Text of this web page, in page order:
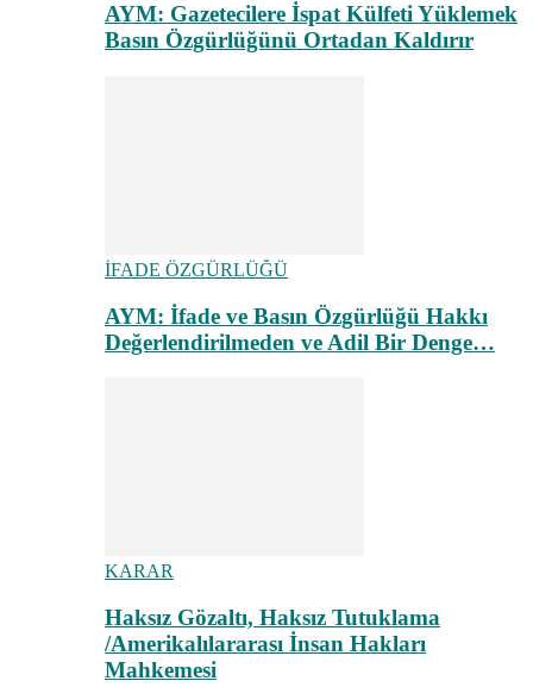
AYM: Gazetecilere İspat Külfeti Yüklemek
Basın Özgürlüğünü Ortadan Kaldırır
İFADE ÖZGÜRLÜĞÜ
AYM: İfade ve Basın Özgürlüğü Hakkı
Değerlendirilmeden ve Adil Bir Denge…
KARAR
Haksız Gözaltı, Haksız Tutuklama
/Amerikalılararası İnsan Hakları
Mahkemesi